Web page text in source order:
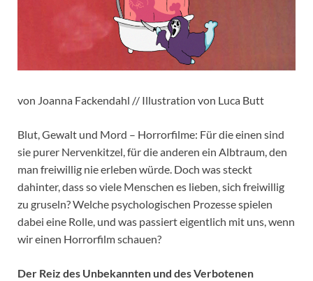
von Joanna Fackendahl // Illustration von Luca Butt
Blut, Gewalt und Mord – Horrorfilme: Für die einen sind
sie purer Nervenkitzel, für die anderen ein Albtraum, den
man freiwillig nie erleben würde. Doch was steckt
dahinter, dass so viele Menschen es lieben, sich freiwillig
zu gruseln? Welche psychologischen Prozesse spielen
dabei eine Rolle, und was passiert eigentlich mit uns, wenn
wir einen Horrorfilm schauen?
Der Reiz des Unbekannten und des Verbotenen